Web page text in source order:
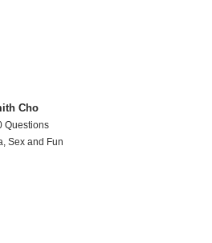
Cho
Questions
Sex and Fun